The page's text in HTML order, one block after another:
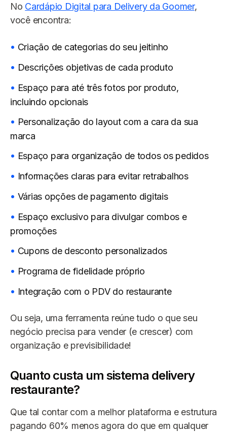
No Cardápio Digital para Delivery da Goomer,
você encontra:
Criação de categorias do seu jeitinho
Descrições objetivas de cada produto
Espaço para até três fotos por produto,
incluindo opcionais
Personalização do layout com a cara da sua
marca
Espaço para organização de todos os pedidos
Informações claras para evitar retrabalhos
Várias opções de pagamento digitais
Espaço exclusivo para divulgar combos e
promoções
Cupons de desconto personalizados
Programa de fidelidade próprio
Integração com o PDV do restaurante
Ou seja, uma ferramenta reúne tudo o que seu
negócio precisa para vender (e crescer) com
organização e previsibilidade!
Quanto custa um sistema delivery
restaurante?
Que tal contar com a melhor plataforma e estrutura
pagando 60% menos agora do que em qualquer